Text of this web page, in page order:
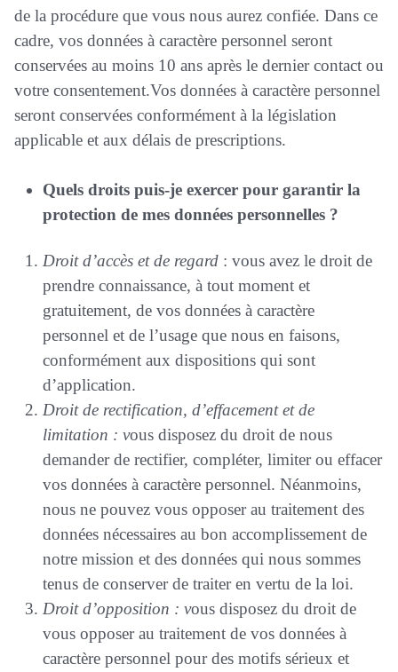
de la procédure que vous nous aurez confiée. Dans ce
cadre, vos données à caractère personnel seront
conservées au moins 10 ans après le dernier contact ou
votre consentement.Vos données à caractère personnel
seront conservées conformément à la législation
applicable et aux délais de prescriptions.
Quels droits puis-je exercer pour garantir la
protection de mes données personnelles ?
Droit d’accès et de regard : vous avez le droit de
prendre connaissance, à tout moment et
gratuitement, de vos données à caractère
personnel et de l’usage que nous en faisons,
conformément aux dispositions qui sont
d’application.
Droit de rectification, d’effacement et de
limitation : vous disposez du droit de nous
demander de rectifier, compléter, limiter ou effacer
vos données à caractère personnel. Néanmoins,
nous ne pouvez vous opposer au traitement des
données nécessaires au bon accomplissement de
notre mission et des données qui nous sommes
tenus de conserver de traiter en vertu de la loi.
Droit d’opposition : vous disposez du droit de
vous opposer au traitement de vos données à
caractère personnel pour des motifs sérieux et